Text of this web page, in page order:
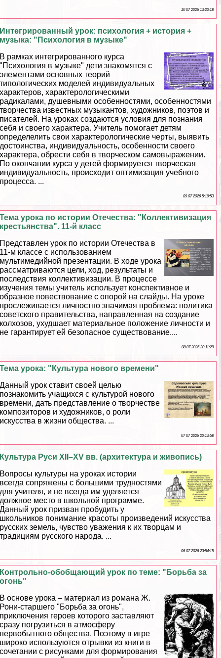
10 07 2026 13:20:18
Интегрированный урок: психология + история +
музыка: "Психология в музыке"
В рамках интегрированного курса
"Психология в музыке" дети знакомятся с
элементами основных теорий
типологических моделей индивидуальных
хаpaктеров, хаpaктерологическими
радикалами, душевными особенностями, особенностями
творчества известных музыкантов, художников, поэтов и
писателей. На уроках создаются условия для познания
себя и своего хаpaктера. Учитель помогает детям
определелить свои хаpaктерологические черты, выявить
достоинства, индивидуальность, особенности своего
хаpaктера, обрести себя в творческом самовыражении.
По окончании курса у детей формируется творческая
индивидуальность, происходит оптимизация учебного
процесса. ...
09 07 2026 5:19:53
Тема урока по истории Отечества: "Коллективизация
крестьянства". 11-й класс
Представлен урок по истории Отечества в
11-м классе с использованием
мультимедийной презентации. В ходе урока
рассматриваются цели, ход, результаты и
последствия коллективизации. В процессе
изучения темы учитель использует конспективное и
образное повествование с опорой на слайды. На уроке
прослеживается личностно значимая проблема: политика
советского правительства, направленная на создание
колхозов, ухудшает материальное положение личности и
не гарантирует ей безопасное существование....
08 07 2026 20:11:29
Тема урока: "Культура нового времени"
Данный урок ставит своей целью
познакомить учащихся с культурой нового
времени, дать представление о творчестве
композиторов и художников, о роли
искусства в жизни общества. ...
07 07 2026 20:13:58
Культура Руси XII–XV вв. (архитектура и живопись)
Вопросы культуры на уроках истории
всегда сопряжены с большими трудностями
для учителя, и не всегда им уделяется
должное место в школьной программе.
Данный урок призван пробудить у
школьников понимание красоты произведений искусства
русских земель, чувство уважения к их творцам и
традициям русского народа. ...
06 07 2026 23:54:15
Контрольно-обобщающий урок по теме: "Борьба за
огонь"
В основе урока – материал из романа Ж.
Рони-старшего "Борьба за огонь",
приключения героев которого заставляют
сразу погрузиться в атмосферу
первобытного общества. Поэтому в игре
широко используются отрывки из книги в
сочетании с рисунками для формирования